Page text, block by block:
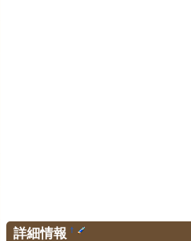
詳細情報 †